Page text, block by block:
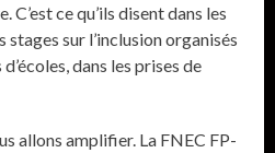
C’est ce qu’ils disent dans les
stages sur l’inclusion organisés
dans les prises de
allons amplifier. La FNEC FP-